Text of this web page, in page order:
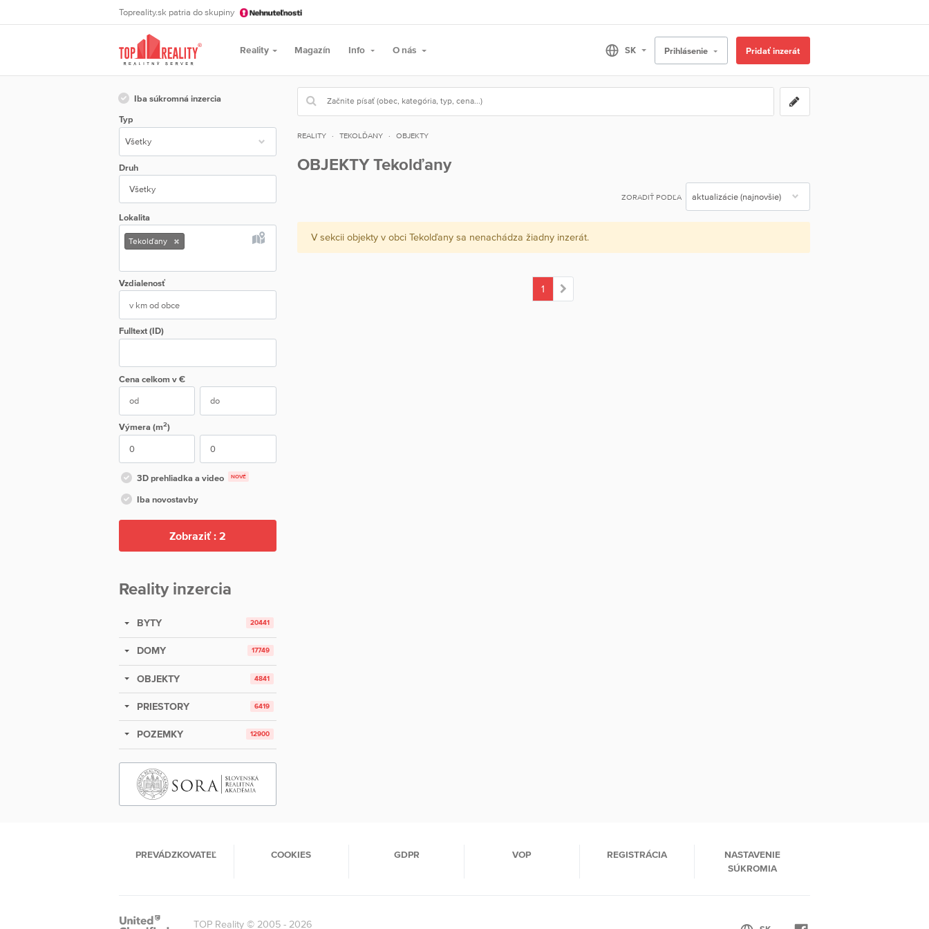
Topreality.sk patria do skupiny
Reality Magazín Info O nás Prihlásenie Pridať inzerát
Iba súkromná inzercia
Typ
Druh
Všetky
Lokalita
Tekolďany
Vzdialenosť
Fulltext (ID)
Cena celkom v €
Výmera (m2)
3D prehliadka a video NOVÉ
Iba novostavby
Zobraziť : 2
Reality inzercia
BYTY 20441
DOMY 17749
OBJEKTY 4841
PRIESTORY 6419
POZEMKY 12900
REALITY TEKOLĎANY OBJEKTY
OBJEKTY Tekolďany
ZORADIŤ PODĽA
V sekcii objekty v obci Tekolďany sa nenachádza žiadny inzerát.
1
PREVÁDZKOVATEĽ COOKIES GDPR VOP REGISTRÁCIA
NASTAVENIE
SÚKROMIA
TOP Reality © 2005 - 2026